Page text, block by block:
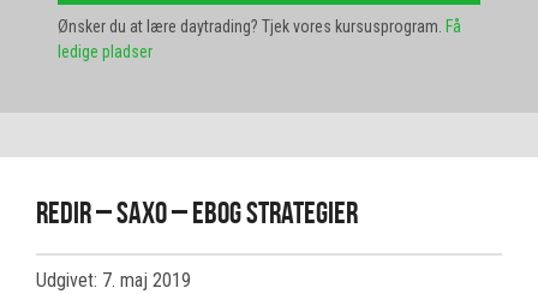
Ønsker du at lære daytrading? Tjek vores kursusprogram. Få
ledige pladser
redir – saxo – ebog strategier
Udgivet: 7. maj 2019